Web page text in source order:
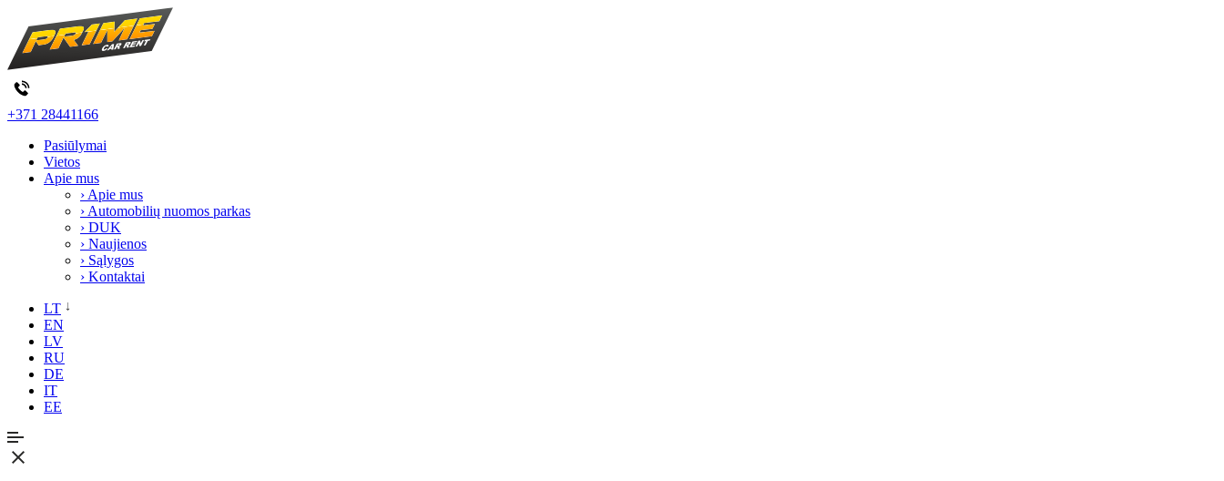
+371 28441166
Pasiūlymai
Vietos
Apie mus
› Apie mus
› Automobilių nuomos parkas
› DUK
› Naujienos
› Sąlygos
› Kontaktai
LT
EN
LV
RU
DE
IT
EE